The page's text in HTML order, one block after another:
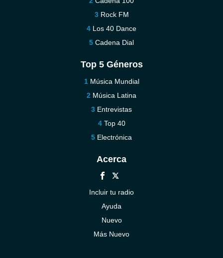
Rock FM
Los 40 Dance
Cadena Dial
Top 5 Géneros
Música Mundial
Música Latina
Entrevistas
Top 40
Electrónica
Acerca
Incluir tu radio
Ayuda
Nuevo
Más Nuevo